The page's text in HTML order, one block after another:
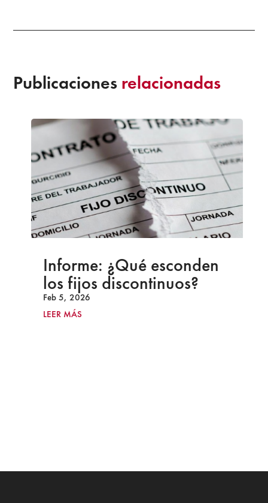
Publicaciones relacionadas
Informe: ¿Qué esconden
los fijos discontinuos?
Feb 5, 2026
LEER MÁS